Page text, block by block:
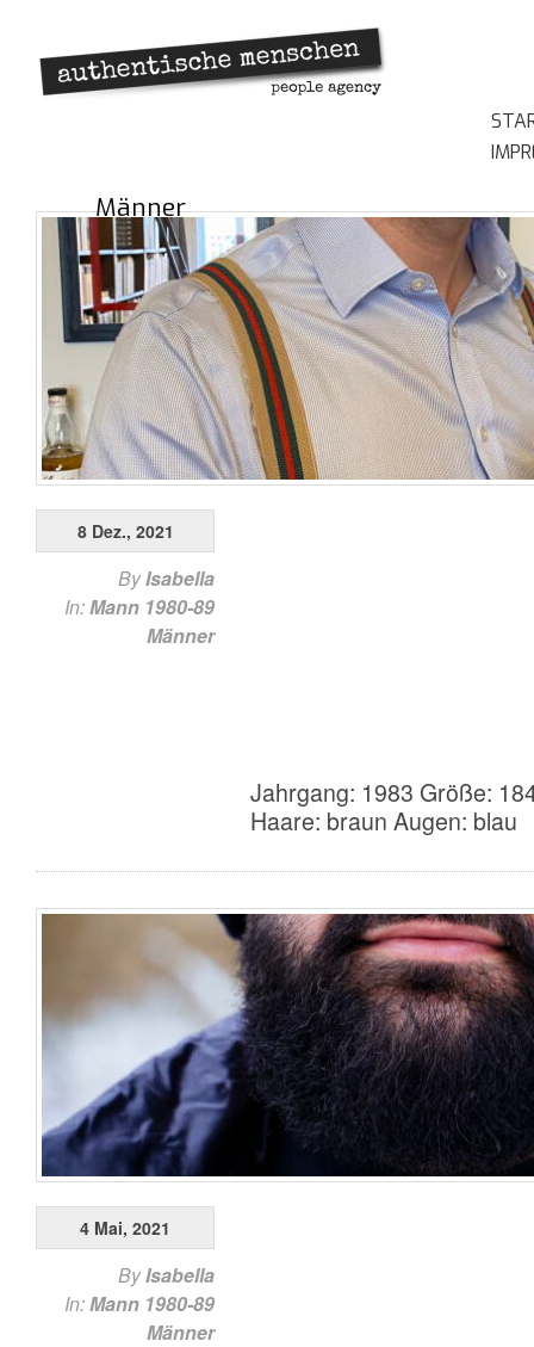
Männer
Jahrgang: 1983 Größe:
Haare: braun Augen: blau
8 Dez., 2021
ByIsabella
In:Mann 1980-89
Männer
4 Mai, 2021
ByIsabella
In:Mann 1980-89
Männer